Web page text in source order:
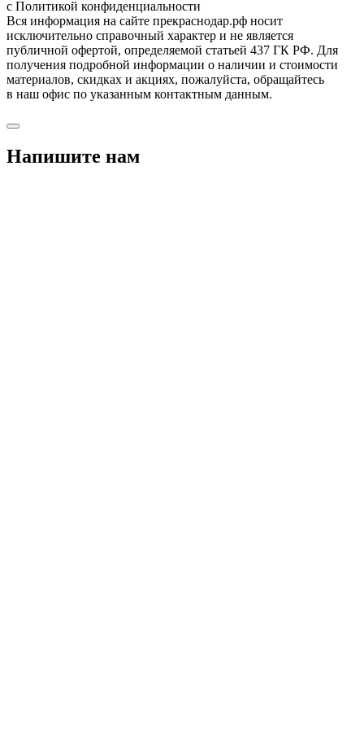
с Политикой конфиденциальности
Вся информация на сайте прекраснодар.рф носит
исключительно справочный характер и не является
публичной офертой, определяемой статьей 437 ГК РФ. Для
получения подробной информации о наличии и стоимости
материалов, скидках и акциях, пожалуйста, обращайтесь
в наш офис по указанным контактным данным.
Напишите нам